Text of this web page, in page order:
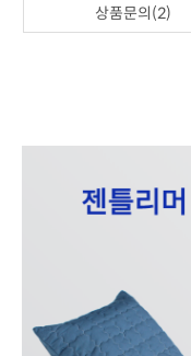
상품문의(2)